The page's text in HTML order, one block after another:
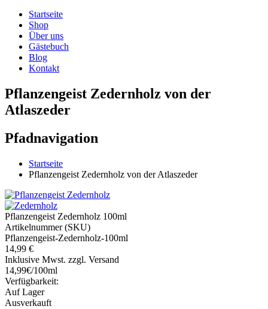
Startseite
Shop
Über uns
Gästebuch
Blog
Kontakt
Pflanzengeist Zedernholz von der
Atlaszeder
Pfadnavigation
Startseite
Pflanzengeist Zedernholz von der Atlaszeder
Pflanzengeist Zedernholz 100ml
Artikelnummer (SKU)
Pflanzengeist-Zedernholz-100ml
14,99 €
Inklusive Mwst. zzgl. Versand
14,99€/100ml
Verfügbarkeit:
Auf Lager
Ausverkauft